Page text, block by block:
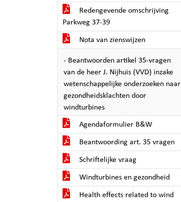
Redengevende omschrijving
Parkweg 37-39
Nota van zienswijzen
- Beantwoorden artikel 35-vragen
van de heer J. Nijhuis (VVD) inzake
wetenschappelijke onderzoeken naar
gezondheidsklachten door
windturbines
Agendaformulier B&W
Beantwoording art. 35 vragen
Schriftelijke vraag
Windturbines en gezondheid
Health effects related to wind